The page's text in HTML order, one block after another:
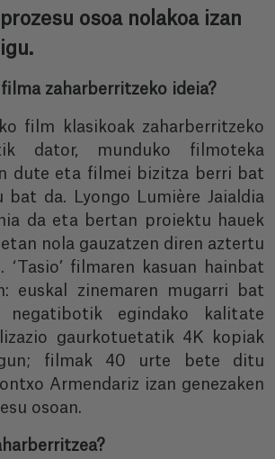
osoa nolakoa izan
zaharberritzeko ideia?
film klasikoak zaharberritzeko
dator, munduko filmoteka
dute eta filmei bizitza berri bat
bat da. Lyongo Lumière Jaialdia
da eta bertan proiektu hauek
nola gauzatzen diren aztertu
‘Tasio’ filmaren kasuan hainbat
euskal zinemaren mugarri bat
negatibotik egindako kalitate
gaurkotuetatik 4K kopiak
filmak 40 urte bete ditu
Armendariz izan genezaken
osoan.